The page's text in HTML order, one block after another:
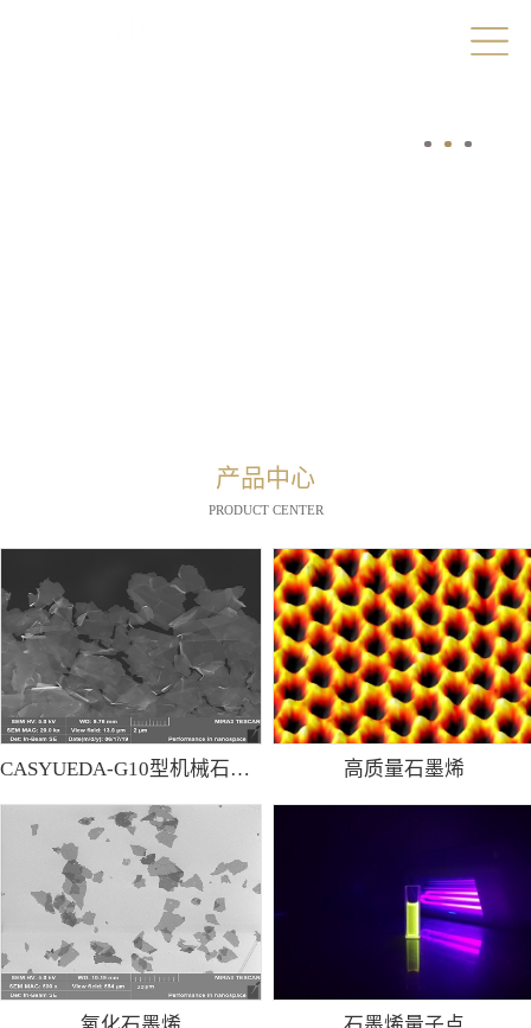
产品中心
PRODUCT CENTER
CASYUEDA-G10型机械石墨烯粉 高质量石墨烯